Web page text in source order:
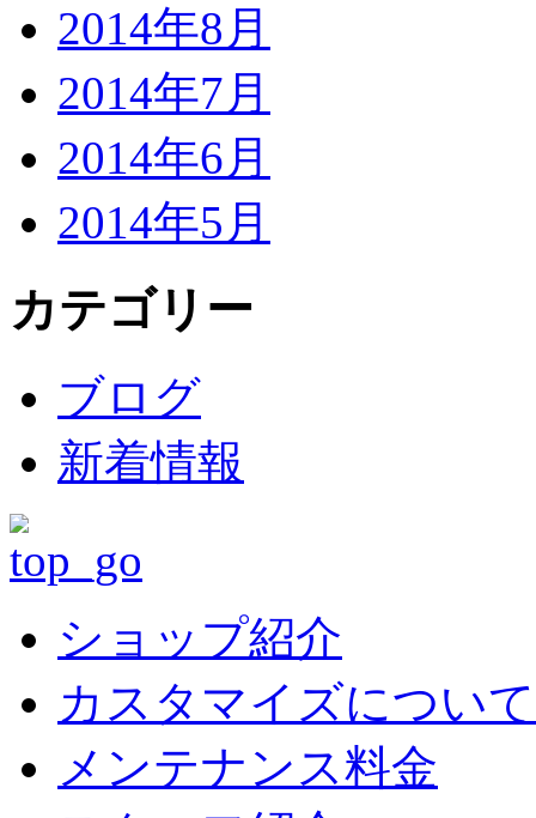
2014年8月
2014年7月
2014年6月
2014年5月
カテゴリー
ブログ
新着情報
ショップ紹介
カスタマイズについて
メンテナンス料金